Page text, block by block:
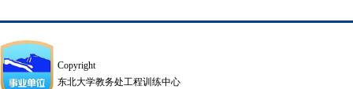
Copyright
东北大学教务处工程训练中心